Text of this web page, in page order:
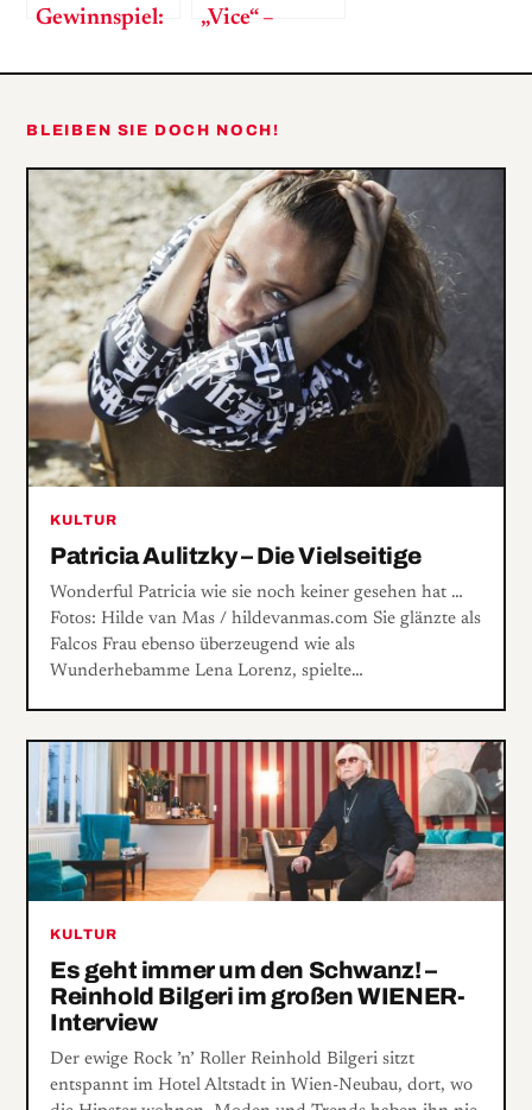
Gewinnspiel:
Angel” –
Bengerl
„Vice“ –
BLEIBEN SIE DOCH NOCH!
KULTUR
Patricia Aulitzky – Die Vielseitige
Wonderful Patricia wie sie noch keiner gesehen hat …
Fotos: Hilde van Mas / hildevanmas.com Sie glänzte als
Falcos Frau ebenso überzeugend wie als
Wunderhebamme Lena Lorenz, spielte…
KULTUR
Es geht immer um den Schwanz! –
Reinhold Bilgeri im großen WIENER-
Interview
Der ewige Rock ’n’ Roller Reinhold Bilgeri sitzt
entspannt im Hotel Altstadt in Wien-Neubau, dort, wo